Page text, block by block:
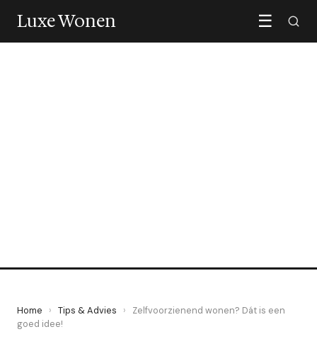
Luxe Wonen ☰
Home › Tips & Advies ›
Zelfvoorzienend wonen? Dát is een
goed idee!